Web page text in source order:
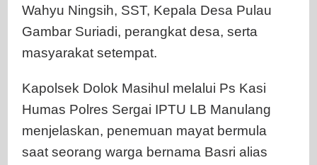
Wahyu Ningsih, SST, Kepala Desa Pulau
Gambar Suriadi, perangkat desa, serta
masyarakat setempat.
Kapolsek Dolok Masihul melalui Ps Kasi
Humas Polres Sergai IPTU LB Manulang
menjelaskan, penemuan mayat bermula
saat seorang warga bernama Basri alias